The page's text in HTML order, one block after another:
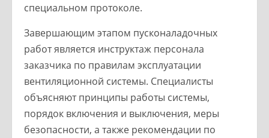
специальном протоколе.
Завершающим этапом пусконаладочных
работ является инструктаж персонала
заказчика по правилам эксплуатации
вентиляционной системы. Специалисты
объясняют принципы работы системы,
порядок включения и выключения, меры
безопасности, а также рекомендации по